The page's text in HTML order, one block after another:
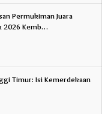
Permukiman Juara
2026 Kemb…
Timur: Isi Kemerdekaan